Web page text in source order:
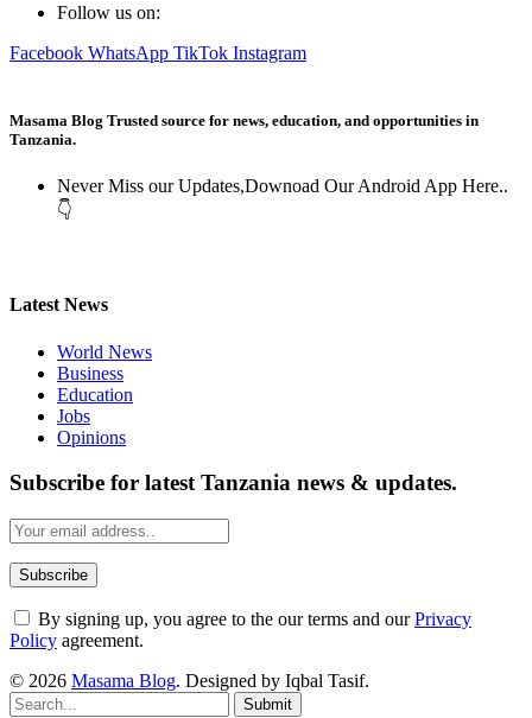
Follow us on:
Facebook WhatsApp TikTok Instagram
Masama Blog Trusted source for news, education, and opportunities in
Tanzania.
Never Miss our Updates,Downoad Our Android App Here..
👇
Latest News
World News
Business
Education
Jobs
Opinions
Subscribe for latest Tanzania news & updates.
By signing up, you agree to the our terms and ourPrivacy
Policy agreement.
© 2026 Masama Blog. Designed by Iqbal Tasif.
Submit